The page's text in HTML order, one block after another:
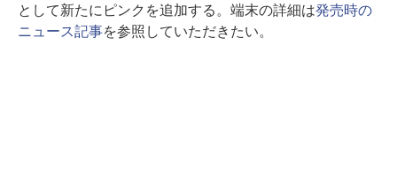
として新たにピンクを追加する。端末の詳細は発売時の
ニュース記事を参照していただきたい。